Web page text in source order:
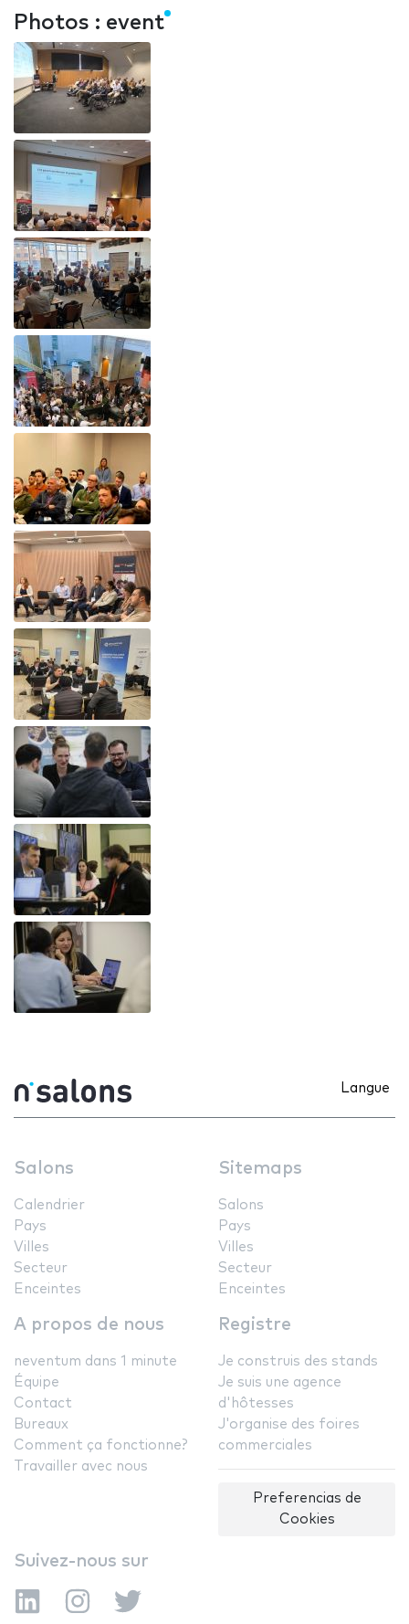
Photos : event
Langue
Salons
Calendrier
Pays
Villes
Secteur
Enceintes
Sitemaps
Salons
Pays
Villes
Secteur
Enceintes
A propos de nous
neventum dans 1 minute
Équipe
Contact
Bureaux
Comment ça fonctionne?
Travailler avec nous
Registre
Je construis des stands
Je suis une agence
d'hôtesses
J'organise des foires
commerciales
Preferencias de
Cookies
Suivez-nous sur